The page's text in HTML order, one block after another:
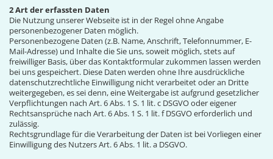
2 Art der erfassten Daten
Die Nutzung unserer Webseite ist in der Regel ohne Angabe
personenbezogener Daten möglich.
Personenbezogene Daten (z.B. Name, Anschrift, Telefonnummer, E-
Mail-Adresse) und Inhalte die Sie uns, soweit möglich, stets auf
freiwilliger Basis, über das Kontaktformular zukommen lassen werden
bei uns gespeichert. Diese Daten werden ohne Ihre ausdrückliche
datenschutzrechtliche Einwilligung nicht verarbeitet oder an Dritte
weitergegeben, es sei denn, eine Weitergabe ist aufgrund gesetzlicher
Verpflichtungen nach Art. 6 Abs. 1 S. 1 lit. c DSGVO oder eigener
Rechtsansprüche nach Art. 6 Abs. 1 S. 1 lit. f DSGVO erforderlich und
zulässig.
Rechtsgrundlage für die Verarbeitung der Daten ist bei Vorliegen einer
Einwilligung des Nutzers Art. 6 Abs. 1 lit. a DSGVO.